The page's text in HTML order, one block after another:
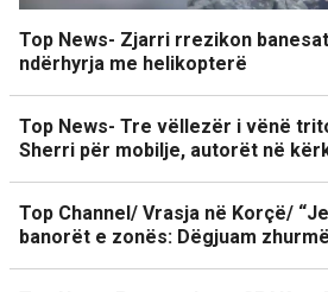
Top News- Zjarri rrezikon
ndërhyrja me helikopterë
Top News- Tre vëllezër i vënë
Sherri për mobilje, autorët në
Top Channel/ Vrasja në Korçë/
banorët e zonës: Dëgjuam